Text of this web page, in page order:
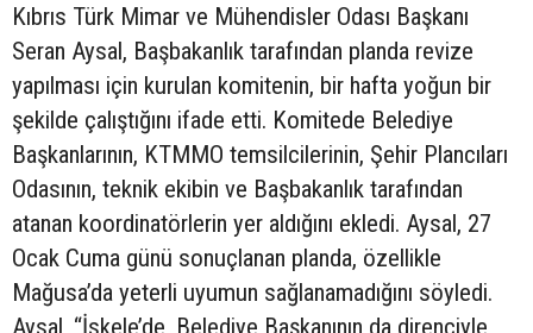
Kıbrıs Türk Mimar ve Mühendisler Odası Başkanı
Seran Aysal, Başbakanlık tarafından planda revize
yapılması için kurulan komitenin, bir hafta yoğun bir
şekilde çalıştığını ifade etti. Komitede Belediye
Başkanlarının, KTMMO temsilcilerinin, Şehir Plancıları
Odasının, teknik ekibin ve Başbakanlık tarafından
atanan koordinatörlerin yer aldığını ekledi. Aysal, 27
Ocak Cuma günü sonuçlanan planda, özellikle
Mağusa’da yeterli uyumun sağlanamadığını söyledi.
Aysal, “İskele’de, Belediye Başkanının da direnciyle,